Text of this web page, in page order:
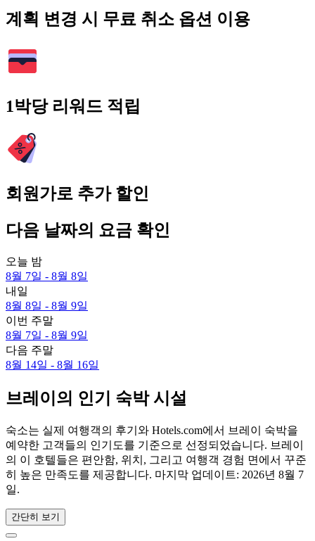
계획 변경 시 무료 취소 옵션 이용
1박당 리워드 적립
회원가로 추가 할인
다음 날짜의 요금 확인
오늘 밤
8월 7일 - 8월 8일
내일
8월 8일 - 8월 9일
이번 주말
8월 7일 - 8월 9일
다음 주말
8월 14일 - 8월 16일
브레이의 인기 숙박 시설
숙소는 실제 여행객의 후기와 Hotels.com에서 브레이 숙박을
예약한 고객들의 인기도를 기준으로 선정되었습니다. 브레이
의 이 호텔들은 편안함, 위치, 그리고 여행객 경험 면에서 꾸준
히 높은 만족도를 제공합니다. 마지막 업데이트: 2026년 8월 7
일.
간단히 보기